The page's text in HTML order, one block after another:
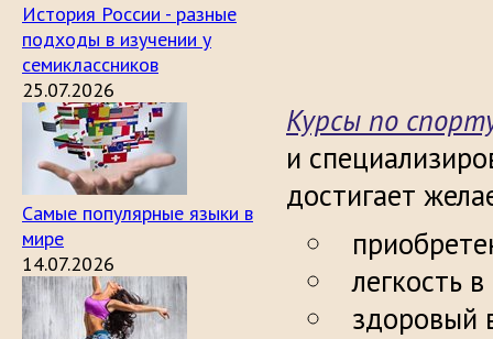
История России - разные
подходы в изучении у
семиклассников
25.07.2026
Самые популярные языки в
мире
14.07.2026
Курсы по
и
достигает
легкость
здоровый